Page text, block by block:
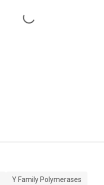
Loading...
Y Family Polymerases